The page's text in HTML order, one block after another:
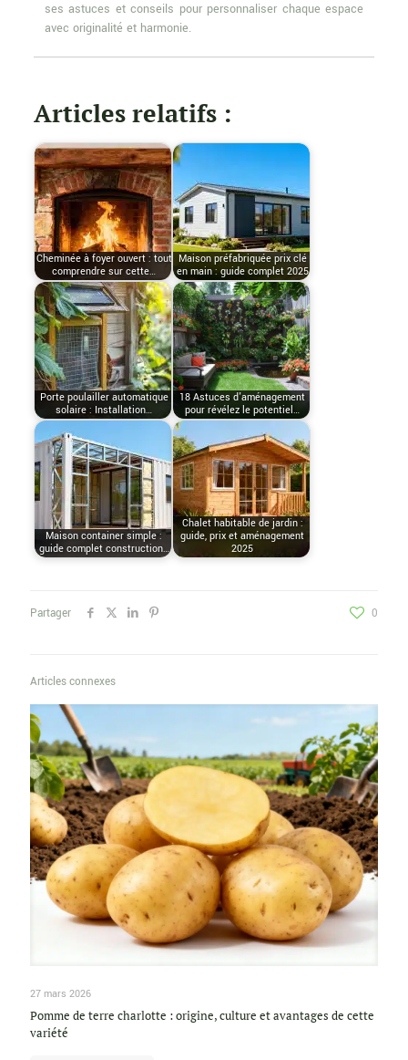
ses astuces et conseils pour personnaliser chaque espace
avec originalité et harmonie.
Articles relatifs :
Cheminée à foyer ouvert : tout
comprendre sur cette…
Maison préfabriquée prix clé
en main : guide complet 2025
Porte poulailler automatique
solaire : Installation…
18 Astuces d'aménagement
pour révélez le potentiel…
Maison container simple :
guide complet construction…
Chalet habitable de jardin :
guide, prix et aménagement
2025
Partager 0
Articles connexes
27 mars 2026
Pomme de terre charlotte : origine, culture et avantages de cette
variété